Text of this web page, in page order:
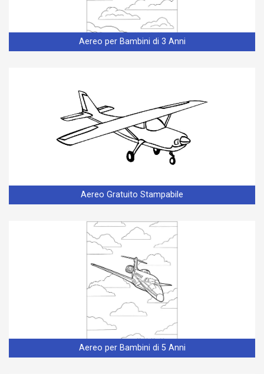
Aereo per Bambini di 3 Anni
Aereo Gratuito Stampabile
Aereo per Bambini di 5 Anni